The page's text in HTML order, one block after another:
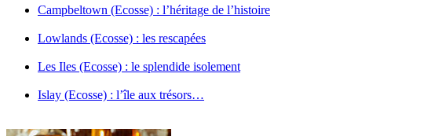
Campbeltown (Ecosse) : l’héritage de l’histoire
Lowlands (Ecosse) : les rescapées
Les Iles (Ecosse) : le splendide isolement
Islay (Ecosse) : l’île aux trésors…